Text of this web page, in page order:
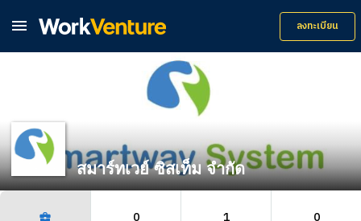
 ลงทะเบียน
สมาร์ทเวย์ ซิสเท็ม จำกัด
business_center